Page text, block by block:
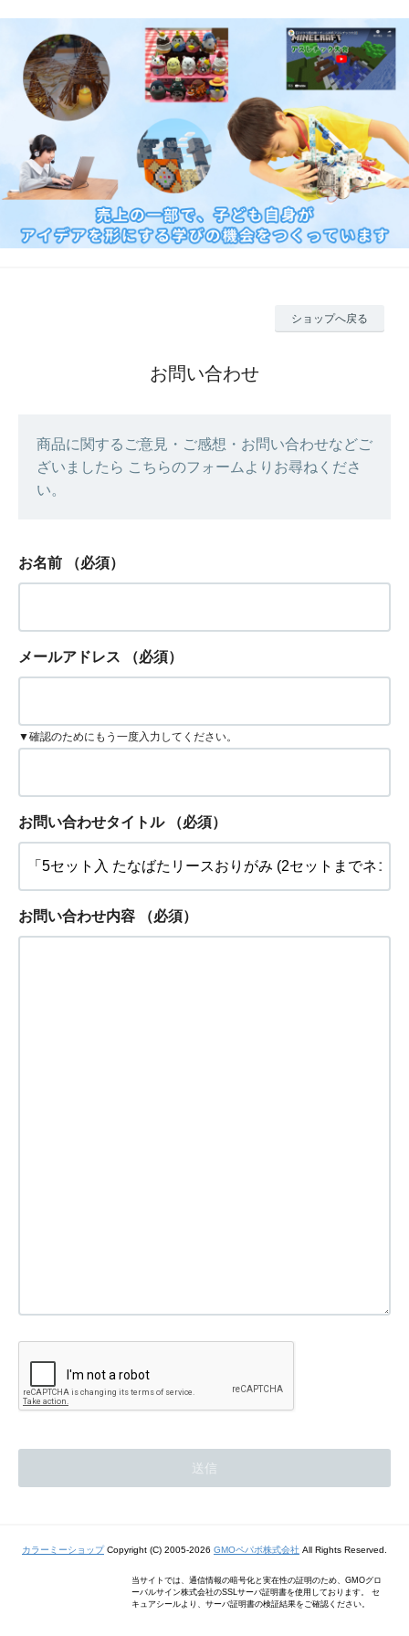
ショップへ戻る
お問い合わせ
商品に関するご意見・ご感想・お問い合わせなどご
ざいましたら こちらのフォームよりお尋ねくださ
い。
お名前 （必須）
メールアドレス （必須）
▼確認のためにもう一度入力してください。
お問い合わせタイトル （必須）
お問い合わせ内容 （必須）
カラーミーショップCopyright (C) 2005-2026 GMOペパボ株式会社 All Rights Reserved.
当サイトでは、通信情報の暗号化と実在性の証明のため、GMOグロ
ーバルサイン株式会社のSSLサーバ証明書を使用しております。 セ
キュアシールより、サーバ証明書の検証結果をご確認ください。